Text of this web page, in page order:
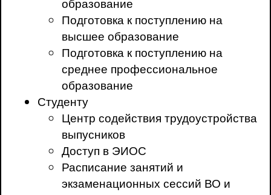
Подготовка к поступлению на
высшее образование
Подготовка к поступлению на
среднее профессиональное
образование
Студенту
Центр содействия трудоустройства
выпусников
Доступ в ЭИОС
Расписание занятий и
экзаменационных сессий ВО и